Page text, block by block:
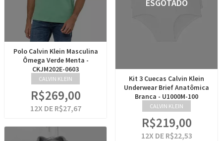
Polo Calvin Klein Masculina
Ômega Verde Menta -
CKJM202E-0603
CALVIN KLEIN
R$269,00
12X DE R$27,67
ESGOTADO
Kit 3 Cuecas Calvin Klein
Underwear Brief Anatômica
Branca - U1000M-100
CALVIN KLEIN
R$219,00
12X DE R$22,53